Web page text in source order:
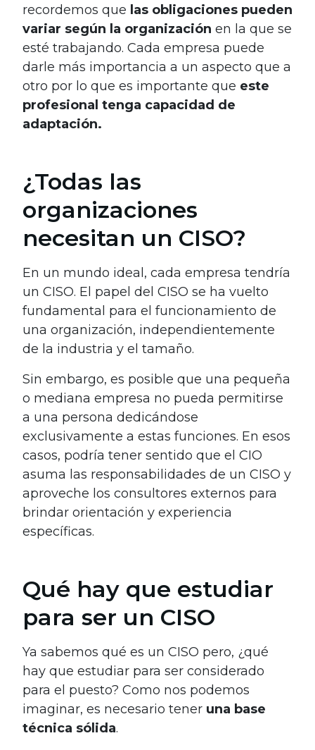
recordemos que las obligaciones pueden
variar según la organización en la que se
esté trabajando. Cada empresa puede
darle más importancia a un aspecto que a
otro por lo que es importante que este
profesional tenga capacidad de
adaptación.
¿Todas las
organizaciones
necesitan un CISO?
En un mundo ideal, cada empresa tendría
un CISO. El papel del CISO se ha vuelto
fundamental para el funcionamiento de
una organización, independientemente
de la industria y el tamaño.
Sin embargo, es posible que una pequeña
o mediana empresa no pueda permitirse
a una persona dedicándose
exclusivamente a estas funciones. En esos
casos, podría tener sentido que el CIO
asuma las responsabilidades de un CISO y
aproveche los consultores externos para
brindar orientación y experiencia
específicas.
Qué hay que estudiar
para ser un CISO
Ya sabemos qué es un CISO pero, ¿qué
hay que estudiar para ser considerado
para el puesto? Como nos podemos
imaginar, es necesario tener una base
técnica sólida.